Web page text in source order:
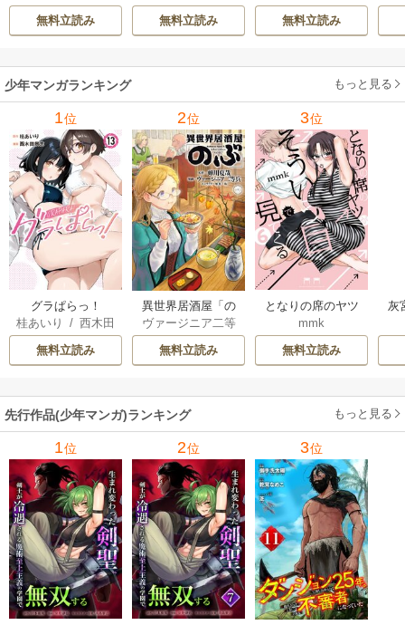
て最強へ～【電子
書籍特典付】 22巻
Studio No.9
無料立読み
無料立読み
無料立読み
の
れ
メ
少年マンガランキング もっと見る
1位
グラぱらっ！
桂あいり
/西木田
景志
無料立読み
2位
異世界居酒屋「の
ぶ」
ヴァージニア二等
兵/蝉川夏哉/転
無料立読み
3位
となりの席のヤツ
がそういう目で見
てくる
mmk
無料立読み
灰
先行作品(少年マンガ)ランキング もっと見る
1位 2位 3位